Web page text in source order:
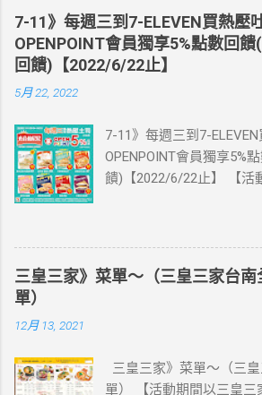
送王品集團300元即享券
活動網站登錄 【點我登錄
卡：好康升級！購買eSIM
送同天數「吃到飽」方案
來超商買省錢又方便💰 ·
這邊 【點我看好康優惠】
【點我觀看教學】 📲 全球
澳、美國、菲律賓、歐洲
通有 📲 立即取卡免等待
通不怕過期 🧳 一人買兩人
由~~eSIM吃到飽買一送
字，表示您的手機支援
7-11》每週三到7-ELEVEN買熱壓
OPENPOINT會員獨享5%點數回
回饋)【2022/6/22止】
5月 22, 2022
7-11》每週三到7-ELEVEN
OPENPOINT會員獨享5%
饋)【2022/6/22止】 【活
111/5/4~6/22 每週三到7-
饋) 【販售門市查詢】
https://
台式傳統口味~好評回購
三皇三家》菜單～（三皇三家台南
單）
12月 13, 2021
三皇三家》菜單～（三
單） 【活動期間以三皇三